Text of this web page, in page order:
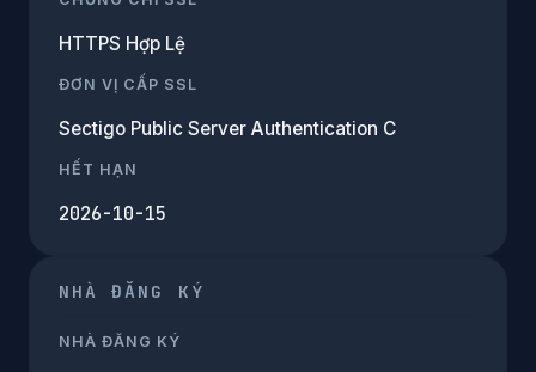
HTTPS Hợp Lệ
ĐƠN VỊ CẤP SSL
Sectigo Public Server Authentication C
HẾT HẠN
2026-10-15
NHÀ ĐĂNG KÝ
NHÀ ĐĂNG KÝ